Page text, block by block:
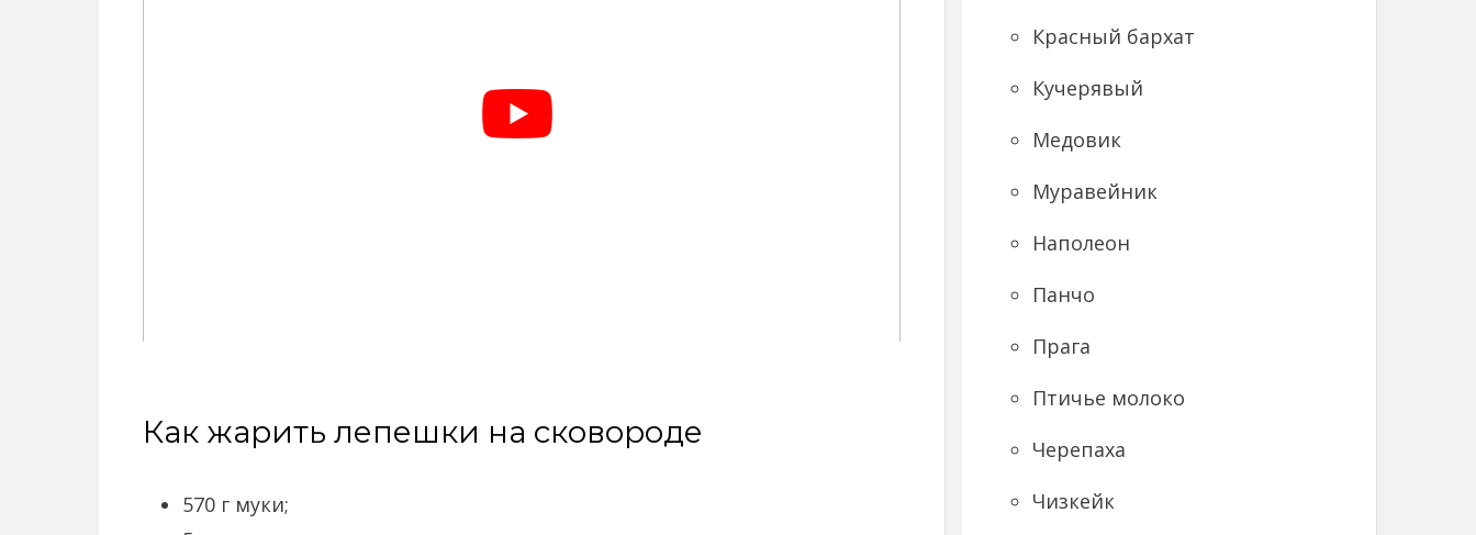
Как жарить лепешки на сковороде
570 г муки;
Красный бархат
Кучерявый
Медовик
Муравейник
Наполеон
Панчо
Прага
Птичье молоко
Черепаха
Чизкейк